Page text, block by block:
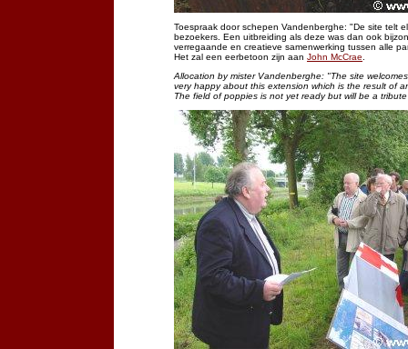
Toespraak door schepen Vandenberghe: "De site telt
bezoekers. Een uitbreiding als deze was dan ook
verregaande en creatieve samenwerking tussen alle
Het zal een eerbetoon zijn aan John McCrae
Allocation by mister Vandenberghe: "The site
very happy about this extension which is the result of
The field of poppies is not yet ready but will be a